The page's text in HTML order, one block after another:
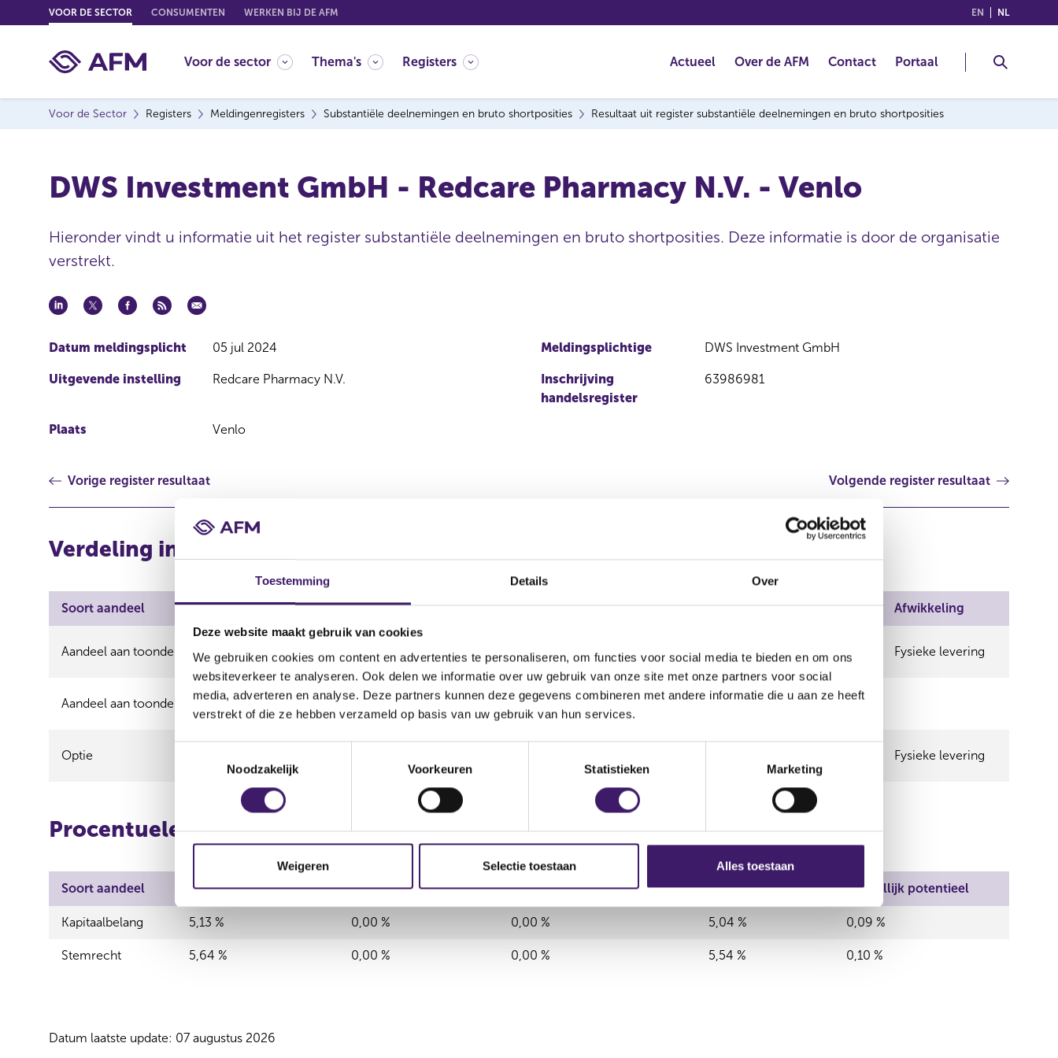
Toestemming Details Over
Deze website maakt gebruik van cookies
We gebruiken cookies om content en advertenties te personaliseren, om functies voor social media te bieden en om ons
websiteverkeer te analyseren. Ook delen we informatie over uw gebruik van onze site met onze partners voor social
media, adverteren en analyse. Deze partners kunnen deze gegevens combineren met andere informatie die u aan ze heeft
verstrekt of die ze hebben verzameld op basis van uw gebruik van hun services.
t
i
e
Noodzakelijk Voorkeuren Statistieken Marketing
Weigeren Selectie toestaan Alles toestaan
o
o
EN (ENGLISH)
NL
VOOR DE SECTOR CONSUMENTEN WERKEN BIJ DE AFM
Voor de sector Thema's Registers Actueel Over de AFM Contact Portaal
Voor de Sector Registers Meldingenregisters Substantiële deelnemingen en bruto shortposities Resultaat uit register substantiële deelnemingen en bruto shortposities
DWS Investment GmbH - Redcare Pharmacy N.V. - Venlo
Hieronder vindt u informatie uit het register substantiële deelnemingen en bruto shortposities. Deze informatie is door de organisatie
verstrekt.
Datum meldingsplicht 05 jul 2024 Meldingsplichtige DWS Investment GmbH
Uitgevende instelling Redcare Pharmacy N.V.
Inschrijving
handelsregister
63986981
Plaats Venlo
Vorige register resultaat Volgende register resultaat
Verdeling in aantallen (longpositie)
Soort aandeel Aantal aandelen Aantal stemmen Kapitaalbelang Stemrecht Wijze van beschikken Afwikkeling
Aandeel aan toonder 0,00 2.000,00 Potentieel Potentieel
(DWS Investment GmbH)
Fysieke levering
Aandeel aan toonder 1.025.368,00 1.127.350,00 Reëel Reëel
Middellijk
Optie
Middellijk
(DWS Investment GmbH)
Fysieke levering
Procentuele verdeling (longpositie)
Soort aandeel Totale deelneming Rechtstreeks reëel Rechtstreeks potentieel Middellijk reëel Middellijk potentieel
Kapitaalbelang 5,13 % 0,00 % 0,00 % 5,04 % 0,09 %
Stemrecht 5,64 % 0,00 % 0,00 % 5,54 % 0,10 %
Datum laatste update: 07 augustus 2026